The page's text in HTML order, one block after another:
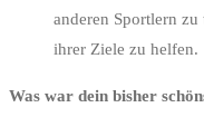
anderen Sportlern
ihrer Ziele zu helfen.
Was war dein bisher